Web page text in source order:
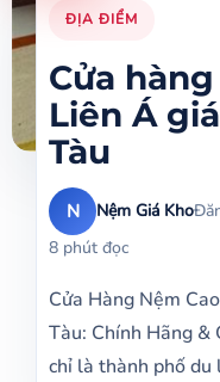
ĐỊA ĐIỂM
Cửa
Liên Á
Tàu
N Nệm Giá Kho
8 phút đọc
Cửa Hàng Nệm
Tàu: Chính Hãng &
chỉ là thành phố du